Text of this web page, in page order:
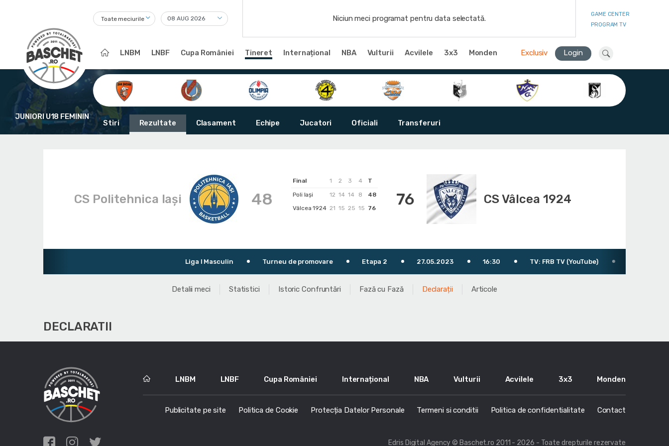
Toate meciurile Niciun meci programat pentru data selectată.
GAME CENTER
PROGRAM TV
LNBM LNBF Cupa României Tineret Internațional NBA Vulturii Acvilele 3x3 Monden Exclusiv Login
JUNIORI U18 FEMININ
Stiri Rezultate Clasament Echipe Jucatori Oficiali Transferuri
CS Politehnica Iași 48
Final 1 2 3 4
T
Poli Iași
12 14 14 8
48
Vâlcea 1924 21 15 25 15 76 76 CS Vâlcea 1924
Liga I Masculin Turneu de promovare Etapa 2 27.05.2023 16:30 TV: FRB TV (YouTube) Arbitru: Stoica Ciprian
Detalii meci Statistici Istoric Confruntări Fază cu Fază Declarații Articole
DECLARATII
LNBM LNBF Cupa României Internațional NBA Vulturii Acvilele 3x3 Monden
Publicitate pe site Politica de Cookie Protecția Datelor Personale Termeni si conditii Politica de confidentialitate Contact
Edris Digital Agency© Baschet.ro 2011 - 2026 - Toate drepturile rezervate